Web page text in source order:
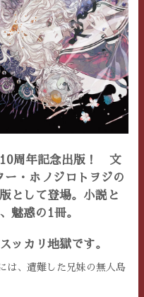
10周年記念出版！ 文
ー・ホノジロトヲジの
として登場。小説と
魅惑の1冊。
ッカリ地獄です。
は、遭難した兄妹の無人島